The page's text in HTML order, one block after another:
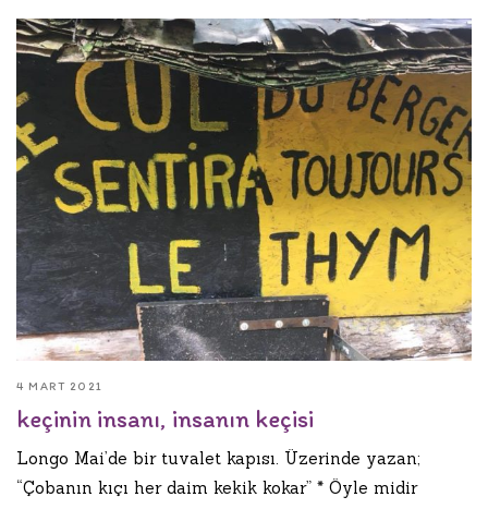
4 MART 2021
keçinin insanı, insanın keçisi
Longo Mai’de bir tuvalet kapısı. Üzerinde yazan;
“Çobanın kıçı her daim kekik kokar” * Öyle midir